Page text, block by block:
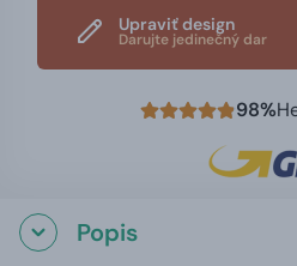
Upraviť design
Darujte jedinečný dar
98%
Popis